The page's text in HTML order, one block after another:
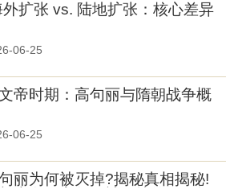
外扩张 vs. 陆地扩张：核心差异
06-25
帝时期：高句丽与隋朝战争概
06-25
丽为何被灭掉?揭秘真相揭秘!